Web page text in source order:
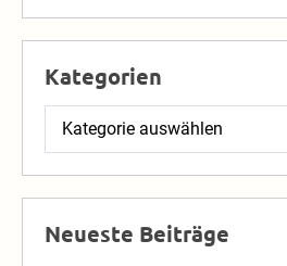
Kategorien
Kategorien
Neueste Beiträge